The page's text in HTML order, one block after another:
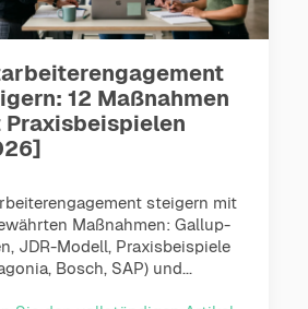
12 Maßnahmen
Praxisbeispielen
steigern mit
Maßnahmen: Gallup-
JDR-Modell, Praxisbeispiele
Bosch, SAP) und...